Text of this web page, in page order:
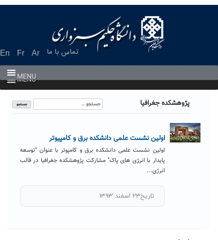
En Fr Ar تماس با ما
MENU
MENU
پژوهشکده جغرافیا
جستجو
برای:
اولین نشست علمی دانشکده برق و کامپیوتر
اولین نشست علمی دانشکده برق و کامپوتر با عنوان "توسعه
پایدار با انرژی های پاک" مشارکت پژوهشکده جغرافیا در قالب
انرژی...
تاریخ۲۳ اسفند ۱۳۹۳